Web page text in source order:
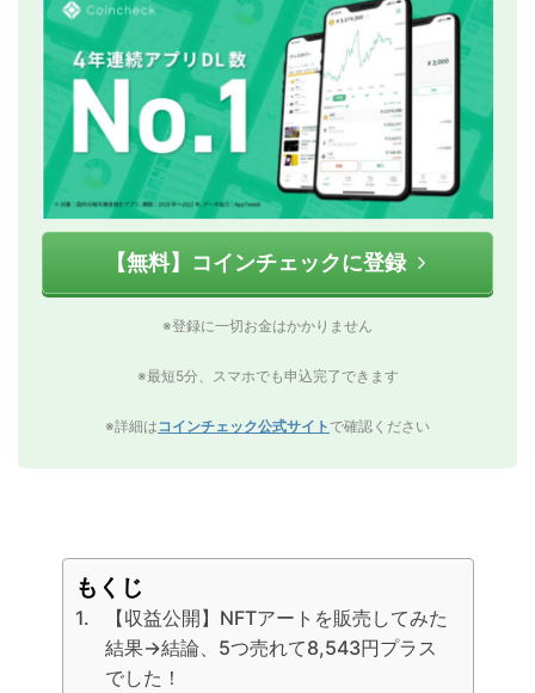
【無料】コインチェックに登録
※登録に一切お金はかかりません
※最短5分、スマホでも申込完了できます
※詳細は コインチェック公式サイト で確認ください
もくじ
【収益公開】NFTアートを販売してみた
結果→結論、5つ売れて8,543円プラス
でした！